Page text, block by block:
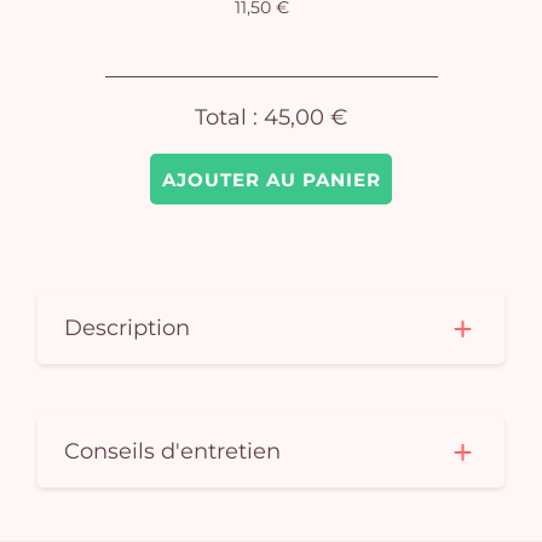
AJOUTER AU PANIER
11,50 €
Total : 45,00 €
Description
Conseils d'entretien